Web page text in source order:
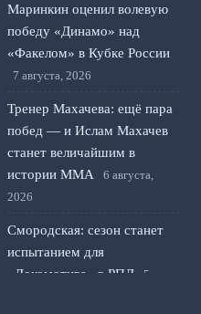
Маринкин оценил волевую
победу «Динамо» над
«Факелом» в Кубке России
7 августа, 2026
Тренер Махачева: ещё пара
побед — и Ислам Махачев
станет величайшим в
истории ММА
6 августа,
2026
Смородская: сезон станет
испытанием для
«Локомотива» в РПЛ
5